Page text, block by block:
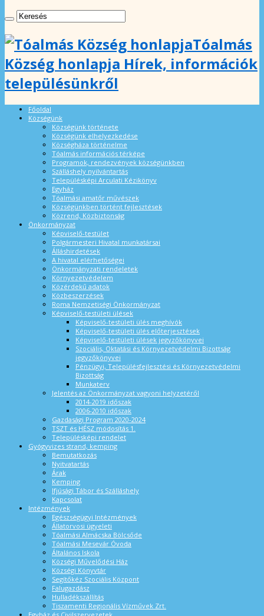
Tóalmás
Község honlapja Hírek, információk
településünkről
Főoldal
Községünk
Községünk története
Községünk elhelyezkedése
Községháza történelme
Tóalmás információs térképe
Programok, rendezvények községünkben
Szálláshely nyilvántartás
Településképi Arculati Kézikönyv
Egyház
Tóalmási amatőr művészek
Községünkben történt fejlesztések
Közrend, Közbiztonság
Önkormányzat
Képviselő-testület
Polgármesteri Hivatal munkatársai
Álláshirdetések
A hivatal elérhetőségei
Önkormányzati rendeletek
Környezetvédelem
Közérdekű adatok
Közbeszerzések
Roma Nemzetiségi Önkormányzat
Képviselő-testületi ülések
Képviselő-testületi ülés meghívók
Képviselő-testületi ülés előterjesztések
Képviselő-testületi ülések jegyzőkönyvei
Szociális, Oktatási és Környezetvédelmi Bizottság
jegyzőkönyvei
Pénzügyi, Településfejlesztési és Környezetvédelmi
Bizottság
Munkaterv
Jelentés az Önkormányzat vagyoni helyzetéről
2014-2019 időszak
2006-2010 időszak
Gazdasági Program 2020-2024
TSZT és HÉSZ módosítás 1.
Településképi rendelet
Gyógyvizes strand, kemping
Bemutatkozás
Nyitvatartás
Árak
Kemping
Ifjúsági Tábor és Szálláshely
Kapcsolat
Intézmények
Egészségügyi Intézmények
Állatorvosi ügyeleti
Tóalmási Almácska Bölcsőde
Tóalmási Mesevár Óvoda
Általános Iskola
Községi Művelődési Ház
Községi Könyvtár
Segítőkéz Szociális Központ
Falugazdász
Hulladékszállítás
Tiszamenti Regionális Vízművek Zrt.